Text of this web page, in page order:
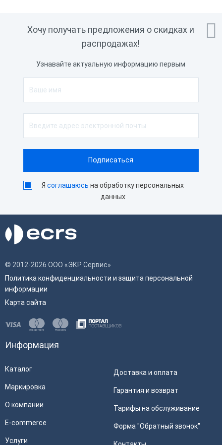

Хочу получать предложения о скидках и
распродажах!
Узнавайте актуальную информацию первым
Ясоглашаюсь на обработку персональных
данных
© 2012-2026 ООО «ЭКР Сервис»
Политика конфиденциальности и защита персональной
информации
Карта сайта
Информация
Каталог
Маркировка
О компании
E-commerce
Услуги
Доставка и оплата
Гарантия и возврат
Тарифы на обслуживание
Форма "Обратный звонок"